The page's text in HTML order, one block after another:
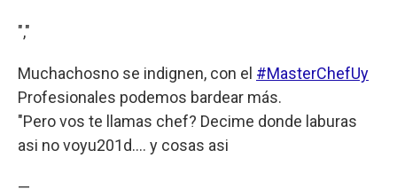
","
Muchachosno se indignen, con el #MasterChefUy
Profesionales podemos bardear más.
"Pero vos te llamas chef? Decime donde laburas
asi no voyu201d.... y cosas asi